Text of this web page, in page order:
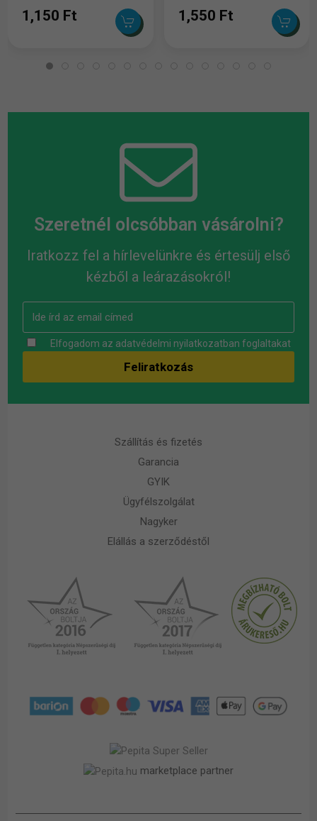
1,150 Ft 1,550 Ft
Szeretnél olcsóbban vásárolni?
Iratkozz fel a hírlevelünkre és értesülj első
kézből a leárazásokról!
Elfogadom az adatvédelmi nyilatkozatban foglaltakat
Szállítás és fizetés
Garancia
GYIK
Ügyfélszolgálat
Nagyker
Elállás a szerződéstől
marketplace partner